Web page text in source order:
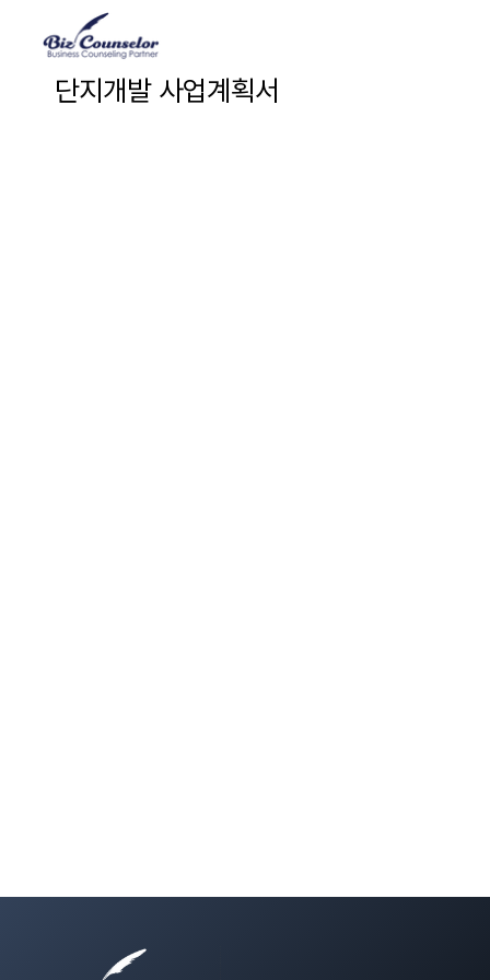
단지개발 사업계획서